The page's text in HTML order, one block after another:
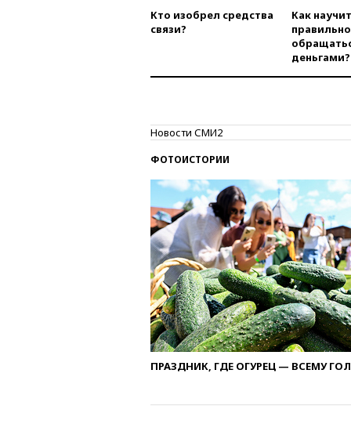
Кто изобрел средства
связи?
Как
правильно
деньгами?
Новости СМИ2
ФОТОИСТОРИИ
ПРАЗДНИК, ГДЕ ОГУРЕЦ — ВСЕМУ